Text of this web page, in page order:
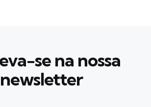
se na nossa
newsletter